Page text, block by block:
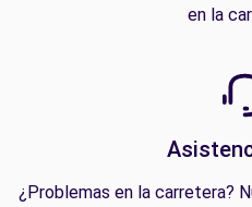
en la
¿Problemas en la carretera?